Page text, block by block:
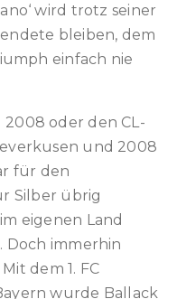
wird trotz seiner
bleiben, dem
einfach nie
2008 oder den CL-
und 2008
für den
Silber übrig
eigenen Land
Doch immerhin
dem 1. FC
wurde Ballack